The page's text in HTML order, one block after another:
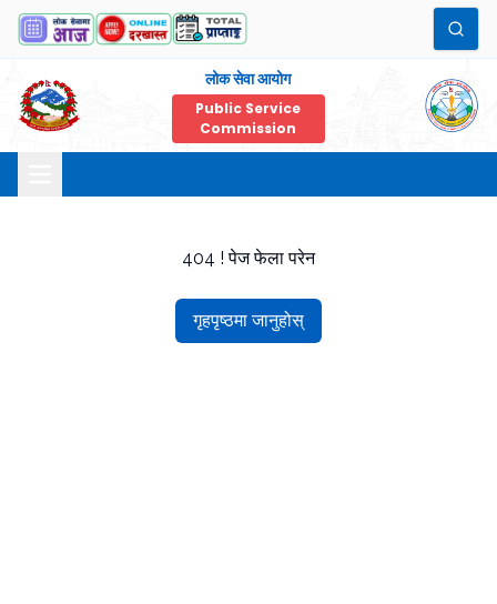
लोक सेवा आयोग
Public Service
Commission
404 ! पेज फेला परेन
गृहपृष्ठमा जानुहोस्